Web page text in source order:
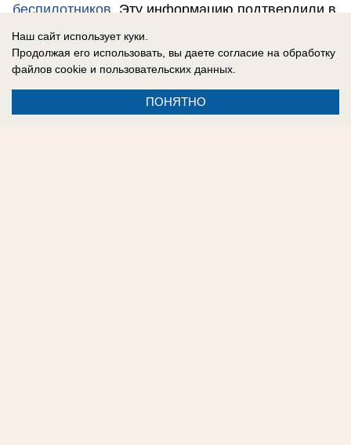
беспилотников . Эту информацию подтвердили в
региональной администрации.
Олег Евсеев
Наш сайт использует куки.
Продолжая его использовать, вы даете согласие на обработку
файлов cookie и пользовательских данных.
ПОНЯТНО